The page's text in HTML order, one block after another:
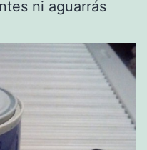
ni aguarrás